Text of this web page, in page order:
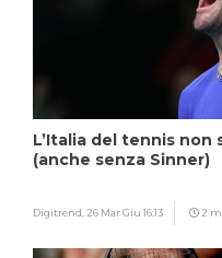
L’Italia del tennis
(anche senza Sinner)
Digitrend, 26 Mar Giu 16:13 2